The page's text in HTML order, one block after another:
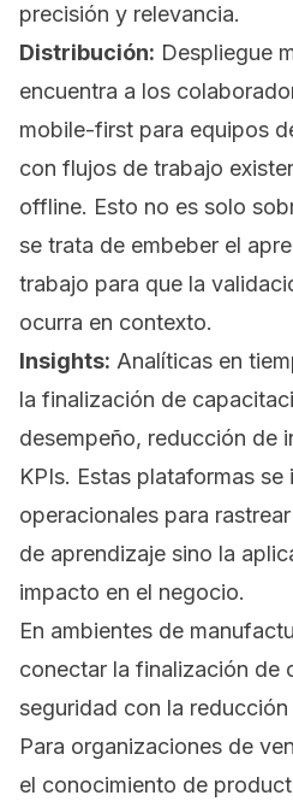
precisión y relevancia.
Distribución: Despliegue
encuentra a los
mobile-first para equipos
con flujos de trabajo
offline. Esto no es solo
se trata de embeber el
trabajo para que la
ocurra en contexto.
Insights: Analíticas en
la finalización de
desempeño, reducción de
KPIs. Estas plataformas
operacionales para
de aprendizaje sino la
impacto en el negocio.
En ambientes de
conectar la finalización de
seguridad con la
Para organizaciones de
el conocimiento de